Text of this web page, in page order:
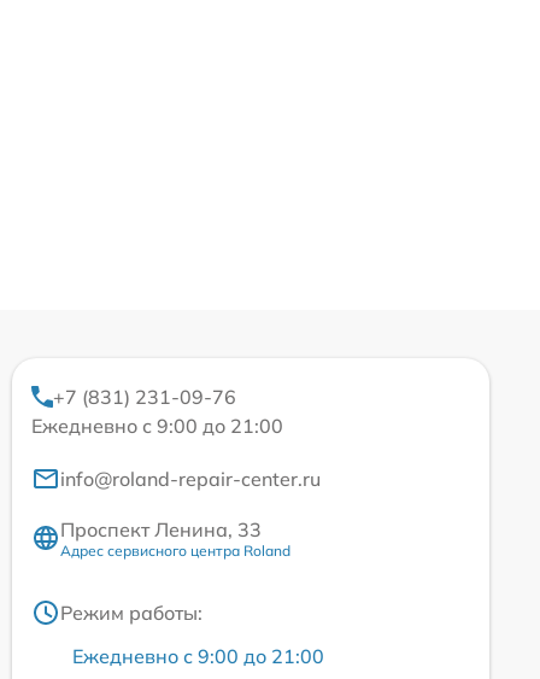
+7 (831) 231-09-76
Ежедневно с 9:00 до 21:00
info@roland-repair-center.ru
Проспект Ленина, 33
Адрес сервисного центра Roland
Режим работы:
Ежедневно с 9:00 до 21:00